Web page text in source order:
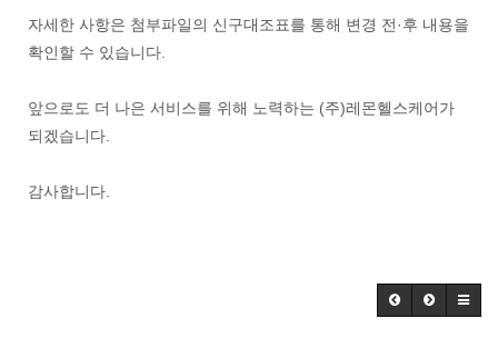
자세한 사항은 첨부파일의 신구대조표를 통해 변경 전·후 내용을
확인할 수 있습니다.
앞으로도 더 나은 서비스를 위해 노력하는 (주)레몬헬스케어가
되겠습니다.
감사합니다.